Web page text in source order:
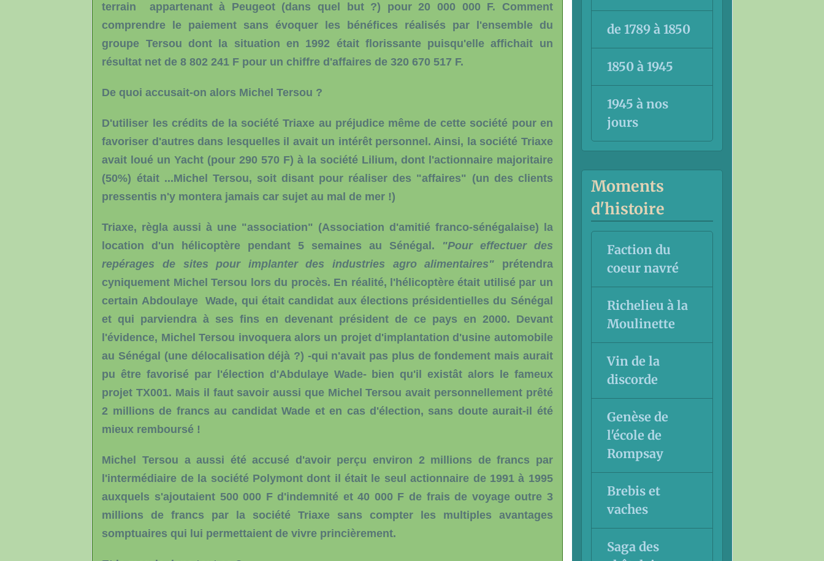
terrain appartenant à Peugeot (dans quel but ?) pour 20 000 000 F. Comment
comprendre le paiement sans évoquer les bénéfices réalisés par l'ensemble du
groupe Tersou dont la situation en 1992 était florissante puisqu'elle affichait un
résultat net de 8 802 241 F pour un chiffre d'affaires de 320 670 517 F.
De quoi accusait-on alors Michel Tersou ?
D'utiliser les crédits de la société Triaxe au préjudice même de cette société pour en
favoriser d'autres dans lesquelles il avait un intérêt personnel. Ainsi, la société Triaxe
avait loué un Yacht (pour 290 570 F) à la société Lilium, dont l'actionnaire majoritaire
(50%) était ...Michel Tersou, soit disant pour réaliser des "affaires" (un des clients
pressentis n'y montera jamais car sujet au mal de mer !)
Triaxe, règla aussi à une "association" (Association d'amitié franco-sénégalaise) la
location d'un hélicoptère pendant 5 semaines au Sénégal.
"Pour effectuer des
repérages de sites pour implanter des industries agro alimentaires" prétendra
cyniquement Michel Tersou lors du procès. En réalité, l'hélicoptère était utilisé par un
certain Abdoulaye Wade, qui était candidat aux élections présidentielles du Sénégal
et qui parviendra à ses fins en devenant président de ce pays en 2000. Devant
l'évidence, Michel Tersou invoquera alors un projet d'implantation d'usine automobile
au Sénégal (une délocalisation déjà ?) -qui n'avait pas plus de fondement mais aurait
pu être favorisé par l'élection d'Abdulaye Wade- bien qu'il existât alors le fameux
projet TX001. Mais il faut savoir aussi que Michel Tersou avait personnellement prêté
2 millions de francs au candidat Wade et en cas d'élection, sans doute aurait-il été
mieux remboursé !
Michel Tersou a aussi été accusé d'avoir perçu environ 2 millions de francs par
l'intermédiaire de la société Polymont dont il était le seul actionnaire de 1991 à 1995
auxquels s'ajoutaient 500 000 F d'indemnité et 40 000 F de frais de voyage outre 3
millions de francs par la société Triaxe sans compter les multiples avantages
somptuaires qui lui permettaient de vivre princièrement.
de 1789 à 1850
1850 à 1945
1945 à nos
jours
Moments
d'histoire
Faction du
coeur navré
Richelieu à la
Moulinette
Vin de la
discorde
Genèse de
l'école de
Rompsay
Brebis et
vaches
Saga des